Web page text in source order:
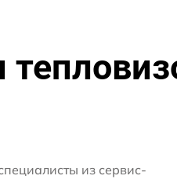
из сервис-